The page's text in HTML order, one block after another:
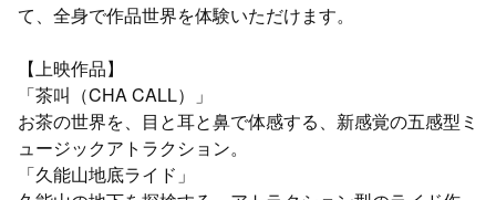
て、全身で作品世界を体験いただけます。
【上映作品】
「茶叫（CHA CALL）」
お茶の世界を、目と耳と鼻で体感する、新感覚の五感型ミ
ュージックアトラクション。
「久能山地底ライド」